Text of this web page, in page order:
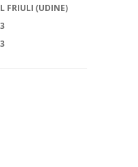
FRIULI (UDINE)